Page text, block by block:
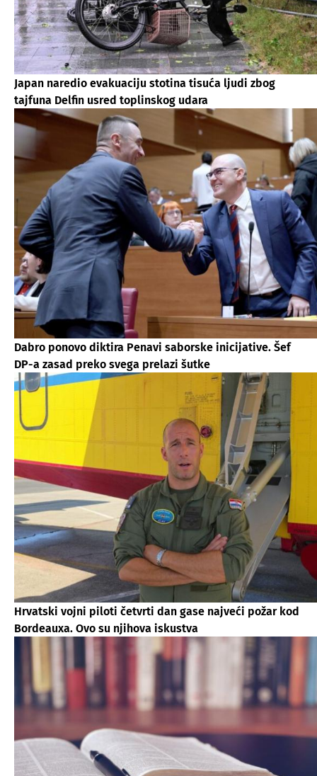
Japan naredio evakuaciju stotina tisuća ljudi zbog
tajfuna Delfin usred toplinskog udara
Dabro ponovo diktira Penavi saborske inicijative. Šef
DP-a zasad preko svega prelazi šutke
Hrvatski vojni piloti četvrti dan gase najveći požar kod
Bordeauxa. Ovo su njihova iskustva